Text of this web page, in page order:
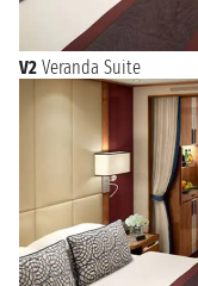
V2 Veranda Suite